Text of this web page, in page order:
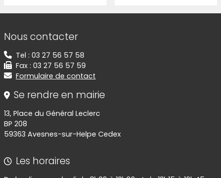
Informations de contact
Nous contacter
Tel : 03 27 56 57 58
Fax : 03 27 56 57 59
Formulaire de contact
Se rendre en mairie
13, Place du Général Leclerc
BP 208
59363 Avesnes-sur-Helpe Cedex
Les horaires